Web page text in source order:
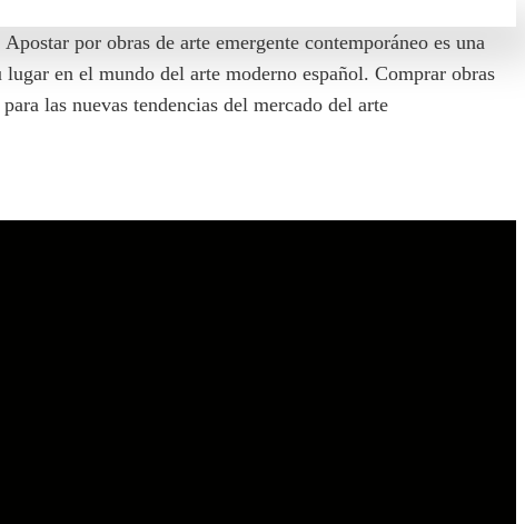
por obras de arte emergente contemporáneo es una
en el mundo del arte moderno español. Comprar obras
las nuevas tendencias del mercado del arte